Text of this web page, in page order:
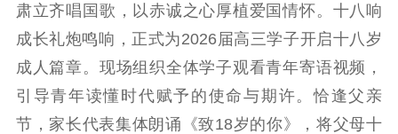
社会宣传
思想政治教育 爱国主义教育
全民国防教育
红色资源保护利
用
肃立齐唱国歌，以赤诚之心厚植爱国情怀。十八响
成长礼炮鸣响，正式为2026届高三学子开启十八岁
成人篇章。现场组织全体学子观看青年寄语视频，
引导青年读懂时代赋予的使命与期许。恰逢父亲
节，家长代表集体朗诵《致18岁的你》，将父母十